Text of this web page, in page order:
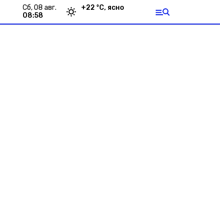
сб, 08 авг.
08:58
+22 °С, ясно